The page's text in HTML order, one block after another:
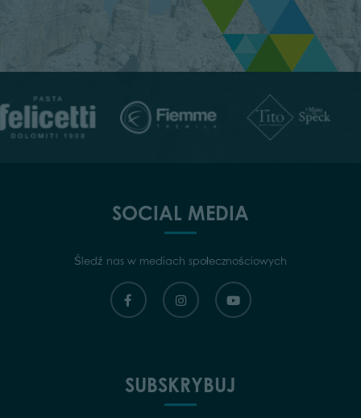
SOCIAL MEDIA
Śledź nas w mediach społecznościowych
SUBSKRYBUJ